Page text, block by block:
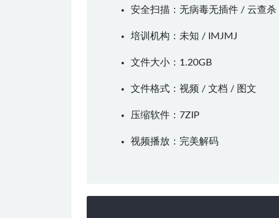
安全扫描：无病毒无插件 / 云查杀
培训机构：未知 / IMJMJ
文件大小：1.20GB
文件格式：视频 / 文档 / 图文
压缩软件： 7ZIP
视频播放： 完美解码